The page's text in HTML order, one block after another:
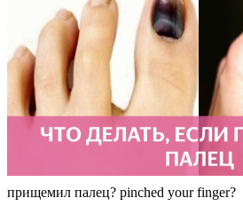
прищемил палец? pinched your finger?